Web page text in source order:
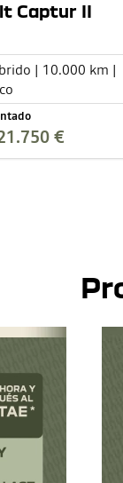
Captur II
| 10.000 km |
€